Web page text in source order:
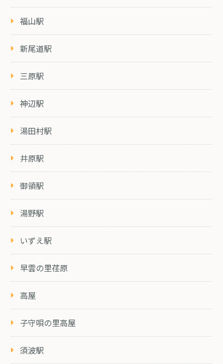
福山駅
新尾道駅
三原駅
神辺駅
湯田村駅
井原駅
御領駅
湯野駅
いずえ駅
早雲の里荏原
高屋
子守唄の里高屋
須波駅